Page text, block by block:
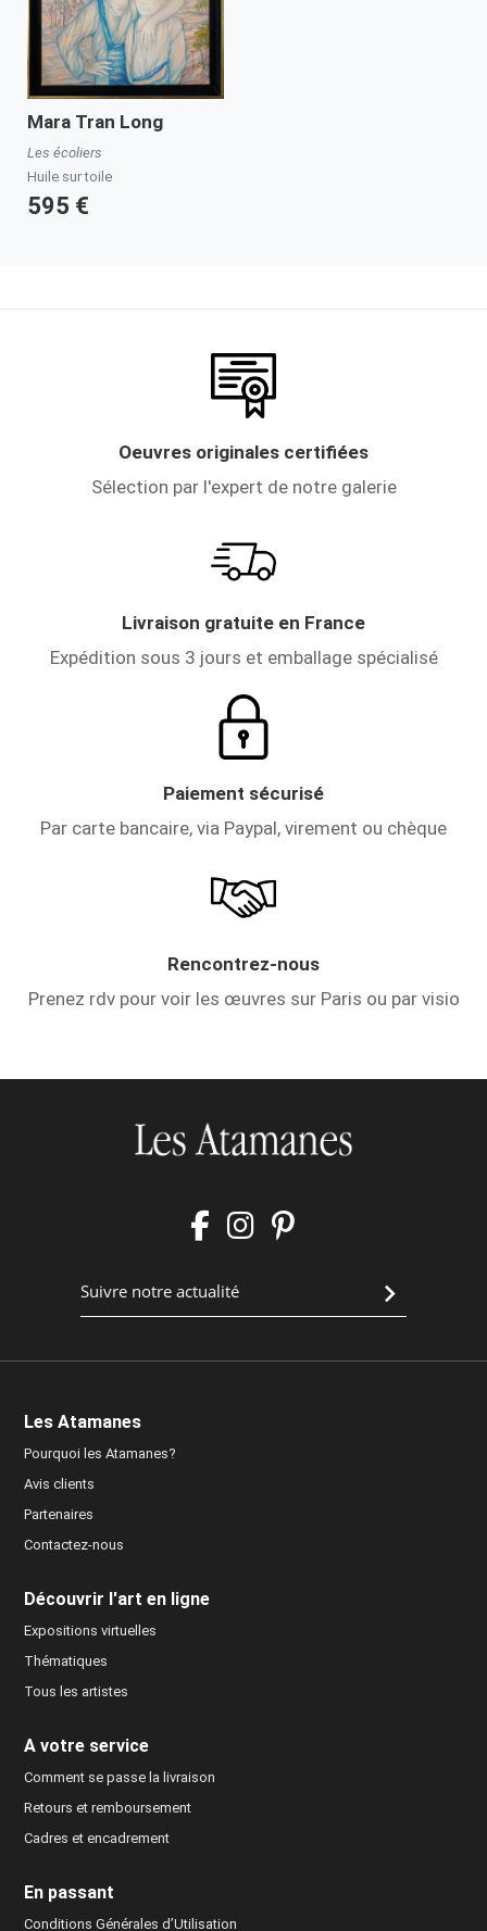
Mara Tran Long
Les écoliers
Huile sur toile
595 €
Oeuvres originales certifiées
Sélection par l'expert de notre galerie
Livraison gratuite en France
Expédition sous 3 jours et emballage spécialisé
Paiement sécurisé
Par carte bancaire, via Paypal, virement ou chèque
Rencontrez-nous
Prenez rdv pour voir les œuvres sur Paris ou par visio
Les Atamanes
Pourquoi les Atamanes?
Avis clients
Partenaires
Contactez-nous
Découvrir l'art en ligne
Expositions virtuelles
Thématiques
Tous les artistes
A votre service
Comment se passe la livraison
Retours et remboursement
Cadres et encadrement
En passant
Conditions Générales d’Utilisation